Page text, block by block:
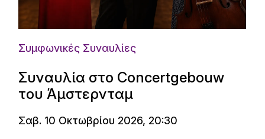
Συμφωνικές Συναυλίες
Συναυλία στο Concertgebouw
του Άμστερνταμ
Σαβ. 10 Οκτωβρίου 2026, 20:30